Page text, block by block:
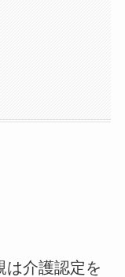
は介護認定を